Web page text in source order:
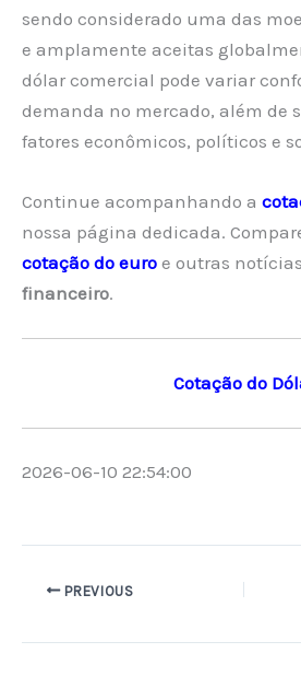
sendo considerado uma das
e amplamente aceitas
dólar comercial pode variar
demanda no mercado, além de
fatores econômicos, políticos e
Continue acompanhando a
nossa página dedicada.
cotação do euro e outras
financeiro.
Cotação do
2026-06-10 22:54:00
PREVIOUS